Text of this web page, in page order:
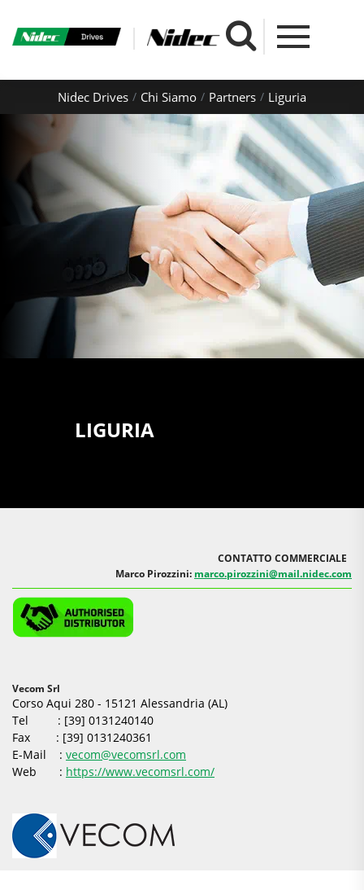
Nidec Drives Chi Siamo Partners Liguria
LIGURIA
CONTATTO COMMERCIALE
Marco Pirozzini: marco.pirozzini@mail.nidec.com
Vecom Srl
Corso Aqui 280 - 15121 Alessandria (AL)
Tel : [39] 0131240140
Fax : [39] 0131240361
E-Mail : vecom@vecomsrl.com
Web : https://www.vecomsrl.com/